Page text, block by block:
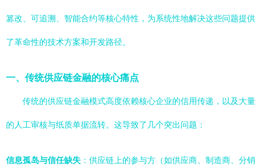
篡改、可追溯、智能合约等核心特性，为系统性地解决这些问题提供
了革命性的技术方案和开发路径。
一、传统供应链金融的核心痛点
传统的供应链金融模式高度依赖核心企业的信用传递，以及大量
的人工审核与纸质单据流转。这导致了几个突出问题：
信息孤岛与信任缺失 ：供应链上的参与方（如供应商、制造商、分销